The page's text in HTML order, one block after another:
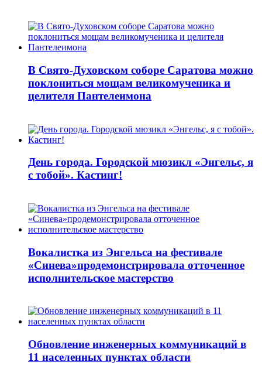
В Свято-Духовском соборе Саратова можно
поклониться мощам великомученика и
целителя Пантелеимона
День города. Городской мюзикл «Энгельс, я
с тобой». Кастинг!
Вокалистка из Энгельса на фестивале
«Синева»продемонстрировала отточенное
исполнительское мастерство
Обновление инженерных коммуникаций в
11 населенных пунктах области